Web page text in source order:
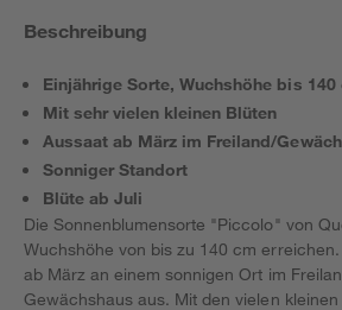
Beschreibung
Einjährige Sorte, Wuchshöhe bis 140
Mit sehr vielen kleinen Blüten
Aussaat ab März im Freiland/
Sonniger Standort
Blüte ab Juli
Die Sonnenblumensorte "Piccolo" von
Wuchshöhe von bis zu 140 cm
ab März an einem sonnigen Ort im
Gewächshaus aus. Mit den vielen